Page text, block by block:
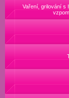
Vaření, grilování s